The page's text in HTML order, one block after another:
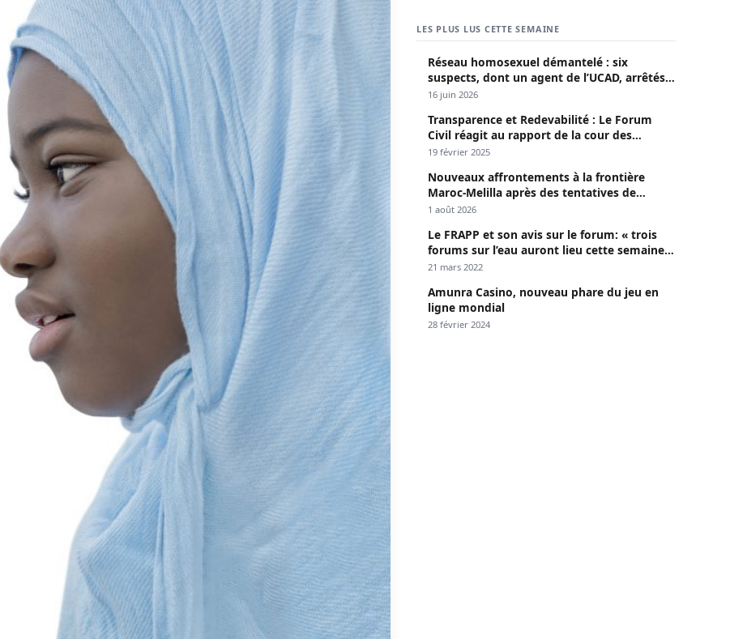
LES PLUS LUS CETTE SEMAINE
Réseau homosexuel démantelé : six
suspects, dont un agent de l’UCAD, arrêtés à
Keur Massar ; l’un avoue avoir propagé le
16 juin 2026
Transparence et Redevabilité : Le Forum
Civil réagit au rapport de la cour des
comptes
19 février 2025
Nouveaux affrontements à la frontière
Maroc-Melilla après des tentatives de
passage
1 août 2026
Le FRAPP et son avis sur le forum: « trois
forums sur l’eau auront lieu cette semaine à
Dakar »
21 mars 2022
Amunra Casino, nouveau phare du jeu en
ligne mondial
28 février 2024